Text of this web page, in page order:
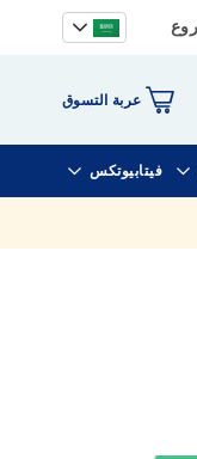
عربة التسوق
فيتابيوتكس